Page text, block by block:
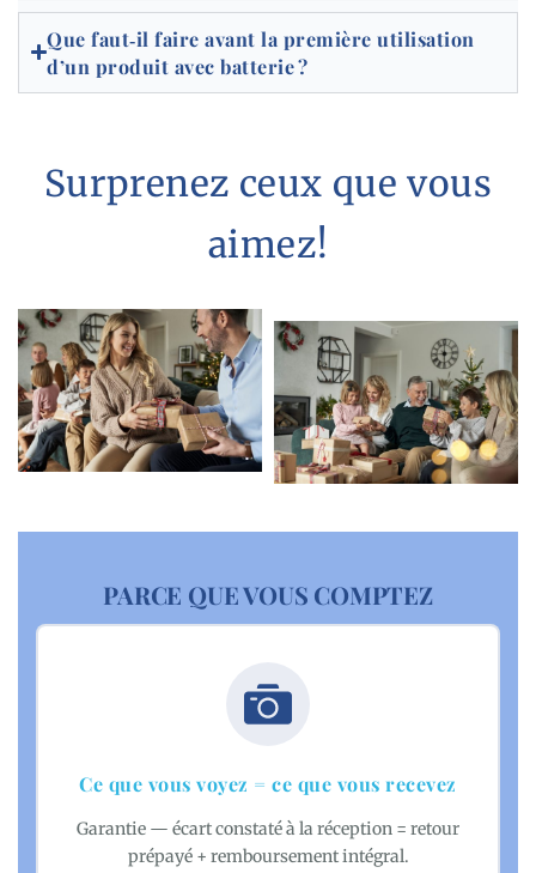
Que faut‑il faire avant la première utilisation
d’un produit avec batterie ?
Surprenez ceux que vous
aimez!
PARCE QUE VOUS COMPTEZ
Ce que vous voyez = ce que vous recevez
Garantie — écart constaté à la réception = retour
prépayé + remboursement intégral.